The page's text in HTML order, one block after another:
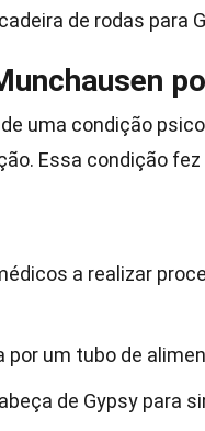
de rodas para
uma condição
Essa condição
a realizar
por um tubo de
de Gypsy para